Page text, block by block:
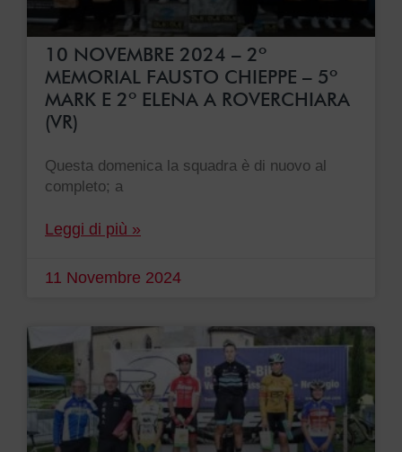
10 NOVEMBRE 2024 – 2º
MEMORIAL FAUSTO CHIEPPE – 5º
MARK E 2º ELENA A ROVERCHIARA
(VR)
Questa domenica la squadra è di nuovo al
completo; a
Leggi di più »
11 Novembre 2024